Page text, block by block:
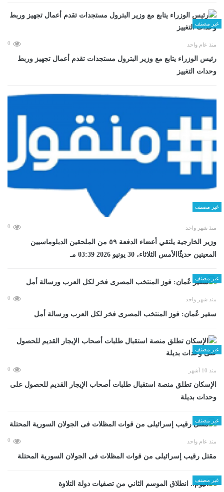
غير مصنف
منذ عام واحد 0
رئيس الوزراء يتابع مع وزير البترول مستجدات تقدم أعمال تجهيز وربط
وحدات التغييز
غير مصنف
منذ شهر واحد 0
وزير الخارجية يلتقي أعضاء الدفعة ٥٩ من الملحقين الدبلوماسيين
المعينين حديثًاالأمس الثلاثاء، 30 يونيو 2026 03:39 مـ
غير مصنف
منذ شهر واحد 0
سفير عُمان: فوز المنتخب المصرى فخر لكل العرب ورسالة أمل
غير مصنف
منذ 10 أشهر 0
الإسكان تطلق منصة استقبال طلبات أصحاب الإيجار القديم للحصول على
وحدات بديلة
غير مصنف
منذ عام واحد 0
مقتل رقيب إسرائيلى من قوات المظلات فى الجولان السورية المحتلة
غير مصنف